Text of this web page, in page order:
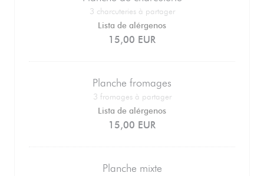
3 charcuteries à partager
Lista de alérgenos
15,00 EUR
Planche fromages
3 fromages à partager
Lista de alérgenos
15,00 EUR
Planche mixte